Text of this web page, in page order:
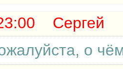
Сергей
о